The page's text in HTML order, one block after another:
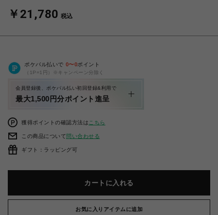
￥21,780 税込
ポケパル払いで 0〜0ポイント
（1P=1円）※キャンペーン分除く
会員登録後、ポケパル払い初回登録&利用で
最大1,500円分ポイント進呈
獲得ポイントの確認方法は こちら
この商品について問い合わせる
ギフト：ラッピング可
カートに入れる
お気に入りアイテムに追加